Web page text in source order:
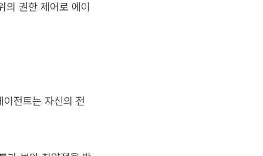
권한 제어로 에이
전트는 자신의 전